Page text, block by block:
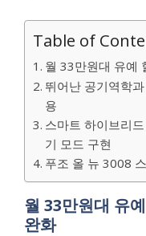
Table of
월 33만원대 유예
뛰어난 공기역학
용
스마트 하이브리
기 모드 구현
푸조 올 뉴 3008
월 33만원대 유
완화